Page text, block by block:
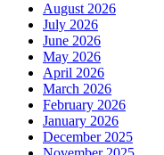
August 2026
July 2026
June 2026
May 2026
April 2026
March 2026
February 2026
January 2026
December 2025